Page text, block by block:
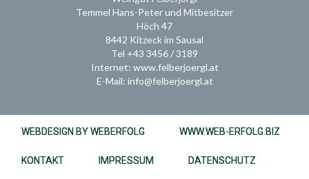
Temmel Hans-Peter und Mitbesitzer
Höch 47
8442 Kitzeck im Sausal
Tel +43 3456 / 3189
Internet: www.felberjoergl.at
E-Mail: info@felberjoergl.at
WEBDESIGN BY WEBERFOLG WWW.WEB-ERFOLG.BIZ
KONTAKT IMPRESSUM DATENSCHUTZ